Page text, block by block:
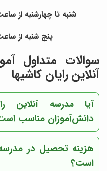
شنبه تا چهارشنبه از ساعت 9 صبح تا 4:30
پنج شنبه از ساعت 9 صبح تا 12
سوالات متداول
آنلاین رایان کاشیها
آیا مدرسه آنلاین
دانش‌آموزان مناسب
هزینه تحصیل در مدرسه
است؟